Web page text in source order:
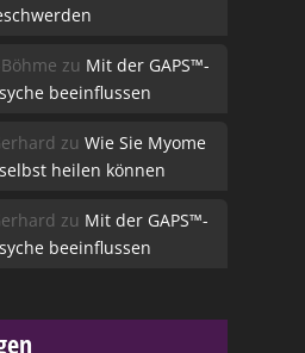
zu Mit der GAPS™-
beeinflussen
zu Wie Sie Myome
heilen können
zu Mit der GAPS™-
beeinflussen